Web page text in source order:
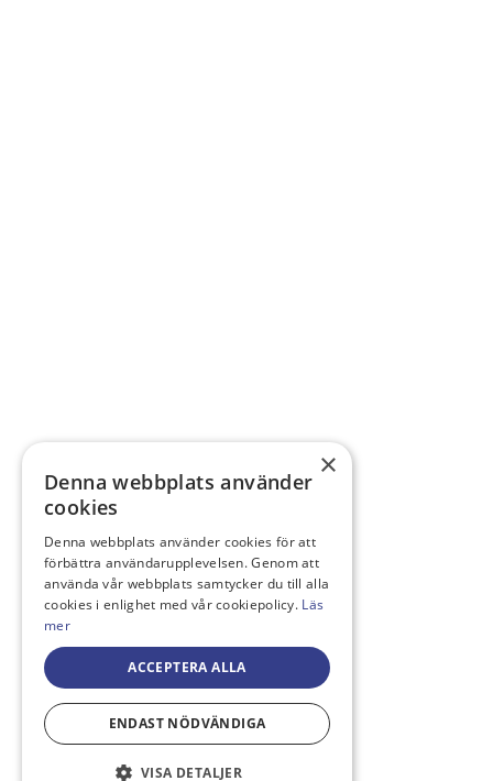
×
Denna webbplats använder
cookies
Denna webbplats använder cookies för att
förbättra användarupplevelsen. Genom att
använda vår webbplats samtycker du till alla
cookies i enlighet med vår cookiepolicy. Läs
mer
ACCEPTERA ALLA
ENDAST NÖDVÄNDIGA
VISA DETALJER